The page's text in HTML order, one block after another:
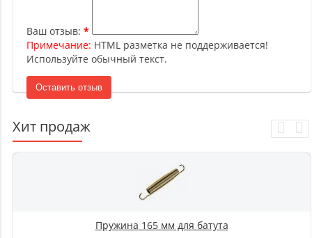
Ваш отзыв:
Примечание: HTML разметка не поддерживается!
Используйте обычный текст.
Оставить отзыв
Хит продаж
Пружина 165 мм для батута